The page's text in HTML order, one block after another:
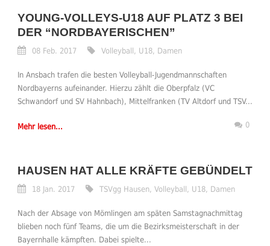
YOUNG-VOLLEYS-U18 AUF PLATZ 3 BEI
DER “NORDBAYERISCHEN”
08 Feb. 2017 Volleyball, U18, Damen
In Ansbach trafen die besten Volleyball-Jugendmannschaften
Nordbayerns aufeinander. Hierzu zählt die Oberpfalz (VC
Schwandorf und SV Hahnbach), Mittelfranken (TV Altdorf und TSV...
Mehr lesen... 0
HAUSEN HAT ALLE KRÄFTE GEBÜNDELT
18 Jan. 2017 TSVgg Hausen, Volleyball, U18, Damen
Nach der Absage von Mömlingen am späten Samstagnachmittag
blieben noch fünf Teams, die um die Bezirksmeisterschaft in der
Bayernhalle kämpften. Dabei spielte...